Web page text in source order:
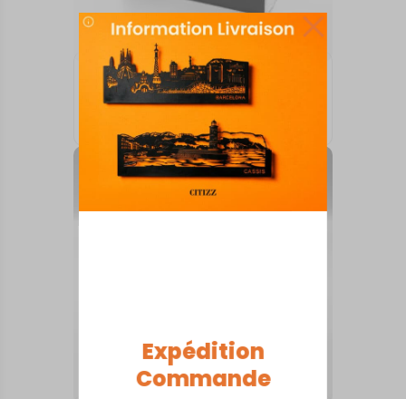
Expédition
Commande
ARTS DE LA TABLE
Rodez